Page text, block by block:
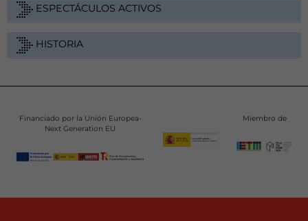
ESPECTÁCULOS ACTIVOS
HISTORIA
Financiado por la Unión Europea-
Next Generation EU
Miembro de